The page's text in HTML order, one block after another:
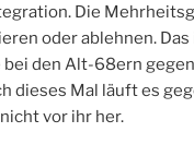
Die
oder ablehnen. Das
bei den Alt-68ern
dieses Mal läuft es
vor ihr her.